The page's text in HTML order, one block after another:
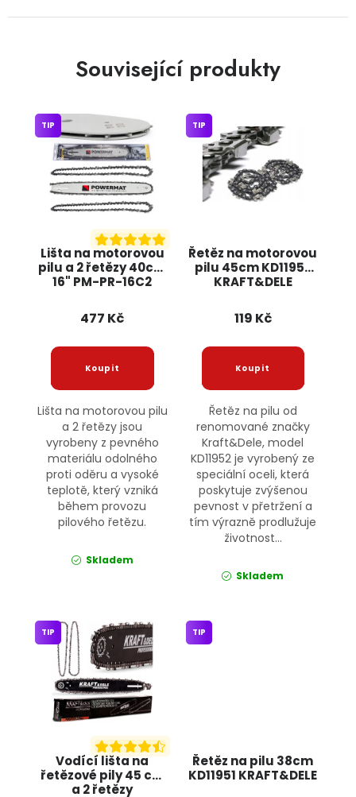
Související produkty
Lišta na motorovou
pilu a 2 řetězy 40cm
16" PM-PR-16C2
TIP
477 Kč
Lišta na motorovou pilu
a 2 řetězy jsou
vyrobeny z pevného
materiálu odolného
proti oděru a vysoké
teplotě, který vzniká
během provozu
pilového řetězu.
Skladem
Řetěz na motorovou
pilu 45cm KD11952
KRAFT&DELE
TIP
119 Kč
Řetěz na pilu od
renomované značky
Kraft&Dele, model
KD11952 je vyrobený ze
speciální oceli, která
poskytuje zvýšenou
pevnost v přetržení a
tím výrazně prodlužuje
životnost...
Skladem
Vodící lišta na
řetězové pily 45 cm
a 2 řetězy
TIP
Řetěz na pilu 38cm
KD11951 KRAFT&DELE
TIP